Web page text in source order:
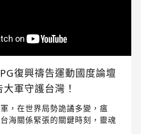
復興禱告運動國度論壇
軍守護台灣！
，在世界局勢詭譎多變，瘟
海關係緊張的關鍵時刻，靈魂